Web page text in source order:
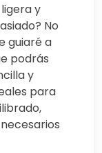
y
No
guiaré a
podrás
y
para